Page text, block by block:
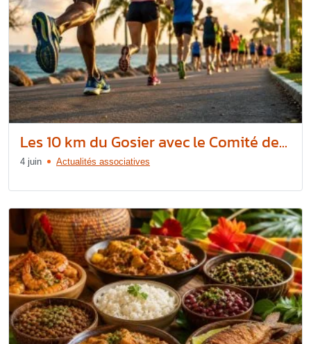
Les 10 km du Gosier avec le Comité de...
4 juin Actualités associatives